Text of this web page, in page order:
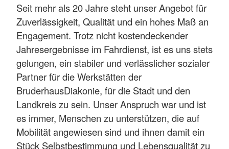
Seit mehr als 20 Jahre steht unser Angebot für
Zuverlässigkeit, Qualität und ein hohes Maß an
Engagement. Trotz nicht kostendeckender
Jahresergebnisse im Fahrdienst, ist es uns stets
gelungen, ein stabiler und verlässlicher sozialer
Partner für die Werkstätten der
BruderhausDiakonie, für die Stadt und den
Landkreis zu sein. Unser Anspruch war und ist
es immer, Menschen zu unterstützen, die auf
Mobilität angewiesen sind und ihnen damit ein
Stück Selbstbestimmung und Lebensqualität zu